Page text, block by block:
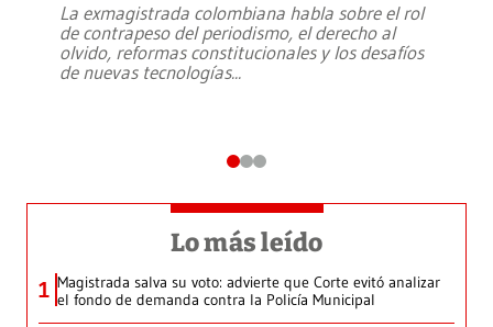
La exmagistrada colombiana habla sobre el rol
de contrapeso del periodismo, el derecho al
olvido, reformas constitucionales y los desafíos
de nuevas tecnologías...
Lo más leído
1 Magistrada salva su voto: advierte que Corte evitó analizar
el fondo de demanda contra la Policía Municipal